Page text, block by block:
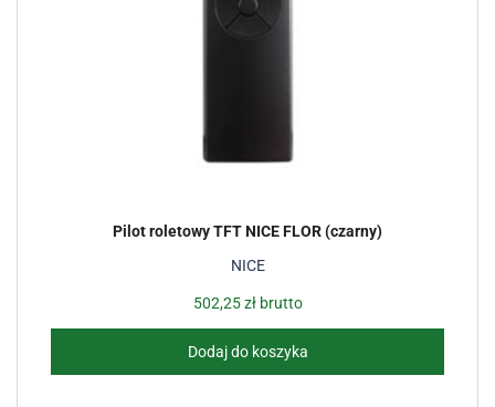
NICE
Pilot roletowy TFT NICE FLOR (czarny)
502,25złbrutto
Dodaj do koszyka